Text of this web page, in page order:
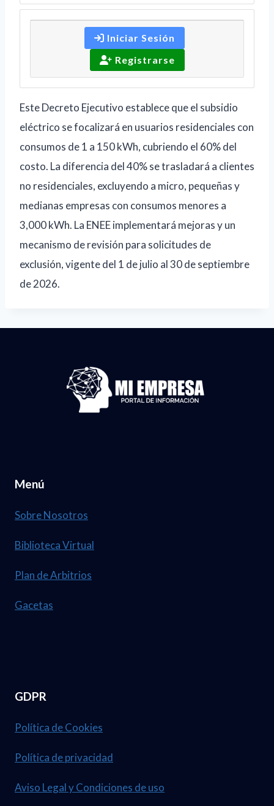
Iniciar Sesión
Registrarse
Este Decreto Ejecutivo establece que el subsidio
eléctrico se focalizará en usuarios residenciales con
consumos de 1 a 150 kWh, cubriendo el 60% del
costo. La diferencia del 40% se trasladará a clientes
no residenciales, excluyendo a micro, pequeñas y
medianas empresas con consumos menores a
3,000 kWh. La ENEE implementará mejoras y un
mecanismo de revisión para solicitudes de
exclusión, vigente del 1 de julio al 30 de septiembre
de 2026.
Menú
Sobre Nosotros
Biblioteca Virtual
Plan de Arbitrios
Gacetas
GDPR
Política de Cookies
Política de privacidad
Aviso Legal y Condiciones de uso